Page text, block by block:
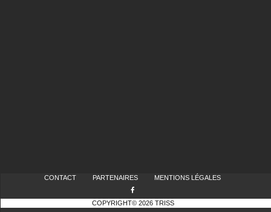
CONTACT PARTENAIRES MENTIONS LÉGALES
COPYRIGHT© 2026 TRISS